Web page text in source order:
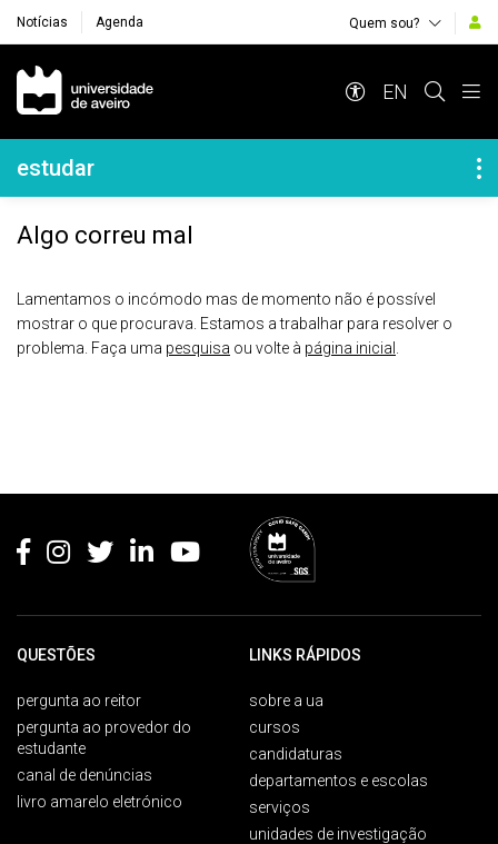
Notícias Agenda Quem sou?
Navegação Principal
EN
Navegação Lateral
estudar
Algo correu mal
Lamentamos o incómodo mas de momento não é possível
mostrar o que procurava. Estamos a trabalhar para resolver o
problema. Faça uma pesquisa ou volte à página inicial
QUESTÕES
pergunta ao reitor
pergunta ao provedor do
estudante
canal de denúncias
livro amarelo eletrónico
LINKS RÁPIDOS
sobre a ua
cursos
candidaturas
departamentos e escolas
serviços
unidades de investigação